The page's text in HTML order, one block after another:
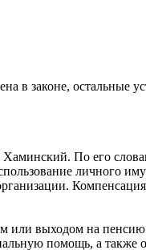
в законе, остальные
По его
личного
или выходом на
помощь, а также